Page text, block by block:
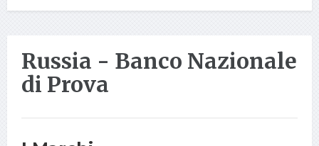
Russia - Banco Nazionale
di Prova